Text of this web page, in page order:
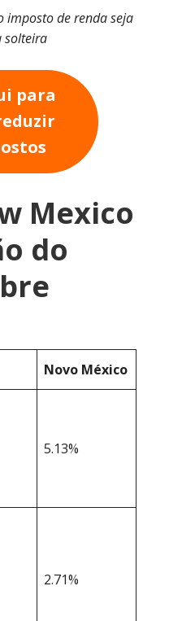
imposto de renda seja
solteira
para
Mexico
do
Novo México
5.13%
2.71%